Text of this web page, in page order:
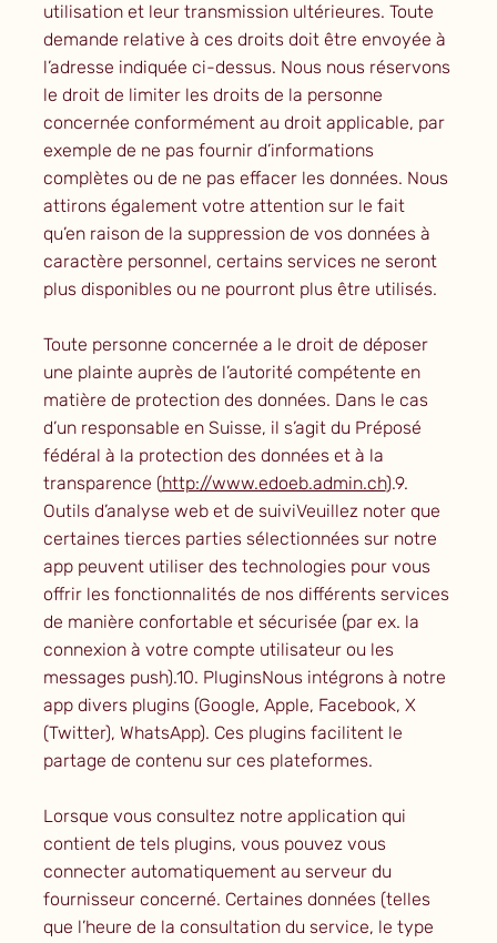
utilisation et leur transmission ultérieures. Toute
demande relative à ces droits doit être envoyée à
l’adresse indiquée ci-dessus. Nous nous réservons
le droit de limiter les droits de la personne
concernée conformément au droit applicable, par
exemple de ne pas fournir d’informations
complètes ou de ne pas effacer les données. Nous
attirons également votre attention sur le fait
qu’en raison de la suppression de vos données à
caractère personnel, certains services ne seront
plus disponibles ou ne pourront plus être utilisés.
Toute personne concernée a le droit de déposer
une plainte auprès de l’autorité compétente en
matière de protection des données. Dans le cas
d’un responsable en Suisse, il s’agit du Préposé
fédéral à la protection des données et à la
transparence (http://www.edoeb.admin.ch).9.
Outils d’analyse web et de suiviVeuillez noter que
certaines tierces parties sélectionnées sur notre
app peuvent utiliser des technologies pour vous
offrir les fonctionnalités de nos différents services
de manière confortable et sécurisée (par ex. la
connexion à votre compte utilisateur ou les
messages push).10. PluginsNous intégrons à notre
app divers plugins (Google, Apple, Facebook, X
(Twitter), WhatsApp). Ces plugins facilitent le
partage de contenu sur ces plateformes.
Lorsque vous consultez notre application qui
contient de tels plugins, vous pouvez vous
connecter automatiquement au serveur du
fournisseur concerné. Certaines données (telles
que l’heure de la consultation du service, le type